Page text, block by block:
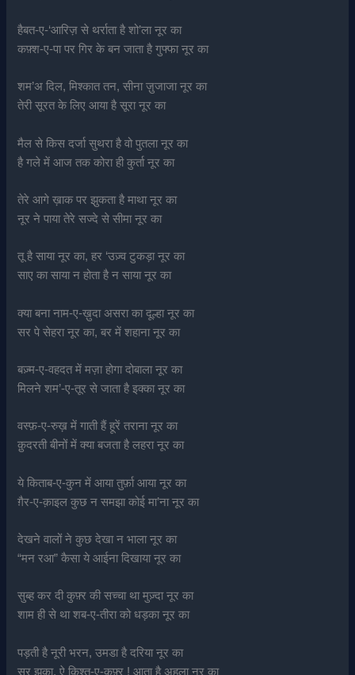
हैबत-ए-‘आरिज़ से थर्राता है शो’ला नूर का
कफ़्श-ए-पा पर गिर के बन जाता है गुफ्फा नूर का
शम’अ दिल, मिश्कात तन, सीना ज़ुजाजा नूर का
तेरी सूरत के लिए आया है सूरा नूर का
मैल से किस दर्जा सुथरा है वो पुतला नूर का
है गले में आज तक कोरा ही कुर्ता नूर का
तेरे आगे ख़ाक पर झुकता है माथा नूर का
नूर ने पाया तेरे सज्दे से सीमा नूर का
तू है साया नूर का, हर ‘उज़्व टुकड़ा नूर का
साए का साया न होता है न साया नूर का
क्या बना नाम-ए-ख़ुदा असरा का दूल्हा नूर का
सर पे सेहरा नूर का, बर में शहाना नूर का
बज़्म-ए-वहदत में मज़ा होगा दोबाला नूर का
मिलने शम’-ए-तूर से जाता है इक्का नूर का
वस्फ़-ए-रुख़ में गाती हैं हूरें तराना नूर का
क़ुदरती बीनों में क्या बजता है लहरा नूर का
ये किताब-ए-कुन में आया तुर्फ़ा आया नूर का
ग़ैर-ए-क़ाइल कुछ न समझा कोई मा’ना नूर का
देखने वालों ने कुछ देखा न भाला नूर का
“मन रआ” कैसा ये आईना दिखाया नूर का
सुब्ह कर दी कुफ़्र की सच्चा था मुज़्दा नूर का
शाम ही से था शब-ए-तीरा को धड़का नूर का
पड़ती है नूरी भरन, उमडा है दरिया नूर का
सर झुका, ऐ किश्त-ए-कुफ़्र ! आता है अहला नूर का